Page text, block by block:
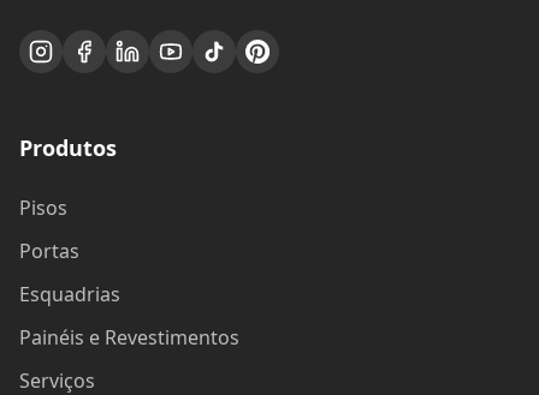
Produtos
Pisos
Portas
Esquadrias
Painéis e Revestimentos
Serviços